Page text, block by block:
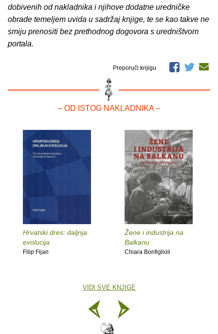
dobivenih od nakladnika i njihove dodatne uredničke
obrade temeljem uvida u sadržaj knjige, te se kao takve ne
smiju prenositi bez prethodnog dogovora s uredništvom
portala.
Preporuči knjigu
– OD ISTOG NAKLADNIKA –
Hrvatski dres: daljnja
evolucija
Filip Fijan
Žene i industrija na
Balkanu
Chiara Bonfiglioli
VIDI SVE KNJIGE